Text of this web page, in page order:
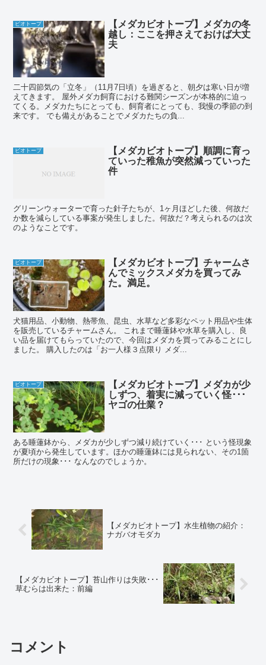
ビオトープ
【メダカビオトープ】メダカの冬
越し：ここを押さえておけば大丈
夫
二十四節気の「立冬」（11月7日頃）を過ぎると、朝夕は寒い日が増
えてきます。 屋外メダカ飼育における難関シーズンが本格的に迫っ
てくる。メダカたちにとっても、飼育者にとっても、我慢の季節の到
来です。 でも備えがあることでメダカたちの負...
ビオトープ
【メダカビオトープ】順調に育っ
ていった稚魚が突然減っていった
件
グリーンウォーターで育った針子たちが、1ヶ月ほどした後、何故だ
か数を減らしている事案が発生しました。何故だ？考えられるのは次
のようなことです。
ビオトープ
【メダカビオトープ】チャームさ
んでミックスメダカを買ってみ
た。満足。
犬猫用品、小動物、熱帯魚、昆虫、水草など多彩なペット用品や生体
を販売しているチャームさん。 これまで睡蓮鉢や水草を購入し、良
い品を届けてもらっていたので、今回はメダカを買ってみることにし
ました。 購入したのは「お一人様３点限り メダ...
ビオトープ
【メダカビオトープ】メダカが少
しずつ、着実に減っていく怪･･･
ヤゴの仕業？
ある睡蓮鉢から、メダカが少しずつ減り続けていく･･･ という怪現象
が夏頃から発生しています。ほかの睡蓮鉢には見られない、その1箇
所だけの現象･･･ なんなのでしょうか。
【メダカビオトープ】水生植物の紹介：
ナガバオモダカ
【メダカビオトープ】苔山作りは失敗･･･
草むらは出来た：前編
コメント